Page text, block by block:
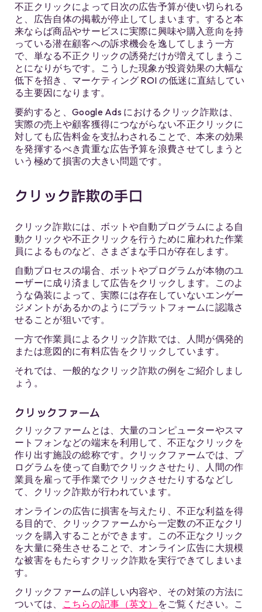
不正クリックによって日次の広告予算が使い切られる
と、広告自体の掲載が停止してしまいます。すると本
来ならば商品やサービスに実際に興味や購入意向を持
っている潜在顧客への訴求機会を逸してしまう一方
で、単なる不正クリックの誘発だけが増えてしまうこ
とになりがちです。こうした現象が投資効果の大幅な
低下を招き、マーケティング ROI の低迷に直結してい
る主要因になります。
要約すると、Google Ads におけるクリック詐欺は、
実際の売上や顧客獲得につながらない不正クリックに
対しても広告料金を支払わされることで、本来の効果
を発揮するべき貴重な広告予算を浪費させてしまうと
いう極めて損害の大きい問題です。
クリック詐欺の手口
クリック詐欺には、ボットや自動プログラムによる自
動クリックや不正クリックを行うために雇われた作業
員によるものなど、さまざまな手口が存在します。
自動プロセスの場合、ボットやプログラムが本物のユ
ーザーに成り済まして広告をクリックします。このよ
うな偽装によって、実際には存在していないエンゲー
ジメントがあるかのようにプラットフォームに認識さ
せることが狙いです。
一方で作業員によるクリック詐欺では、人間が偶発的
または意図的に有料広告をクリックしています。
それでは、一般的なクリック詐欺の例をご紹介しまし
ょう。
クリックファーム
クリックファームとは、大量のコンピューターやスマ
ートフォンなどの端末を利用して、不正なクリックを
作り出す施設の総称です。クリックファームでは、プ
ログラムを使って自動でクリックさせたり、人間の作
業員を雇って手作業でクリックさせたりするなどし
て、クリック詐欺が行われています。
オンラインの広告に損害を与えたり、不正な利益を得
る目的で、クリックファームから一定数の不正なクリ
ックを購入することができます。この不正なクリック
を大量に発生させることで、オンライン広告に大規模
な被害をもたらすクリック詐欺を実行できてしまいま
す。
クリックファームの詳しい内容や、その対策の方法に
ついては、
こちらの記事（英文）
をご覧ください。こ